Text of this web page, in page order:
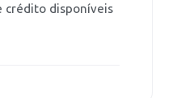
crédito disponíveis